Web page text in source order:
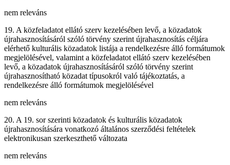
nem releváns
19. A közfeladatot ellátó szerv kezelésében levő, a közadatok
újrahasznosításáról szóló törvény szerint újrahasznosítás céljára
elérhető kulturális közadatok listája a rendelkezésre álló formátumok
megjelölésével, valamint a közfeladatot ellátó szerv kezelésében
levő, a közadatok újrahasznosításáról szóló törvény szerint
újrahasznosítható közadat típusokról való tájékoztatás, a
rendelkezésre álló formátumok megjelölésével
nem releváns
20. A 19. sor szerinti közadatok és kulturális közadatok
újrahasznosítására vonatkozó általános szerződési feltételek
elektronikusan szerkeszthető változata
nem releváns